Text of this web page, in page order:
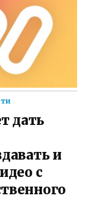
дать
и
с